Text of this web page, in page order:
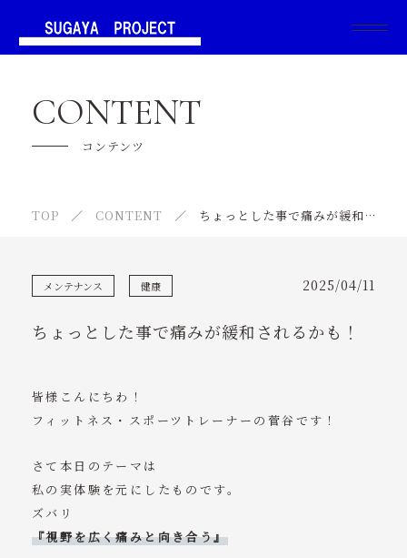
ご利用の流れ
お客様の声
ニュース
コンテンツ
概要
CONTENT
コンテンツ
TOP CONTENT ちょっとした事で痛みが緩和されるかも！
メンテナンス 健康 2025/04/11
ちょっとした事で痛みが緩和されるかも！
皆様こんにちわ！
フィットネス・スポーツトレーナーの菅谷です！
さて本日のテーマは
私の実体験を元にしたものです。
ズバリ
『視野を広く痛みと向き合う』